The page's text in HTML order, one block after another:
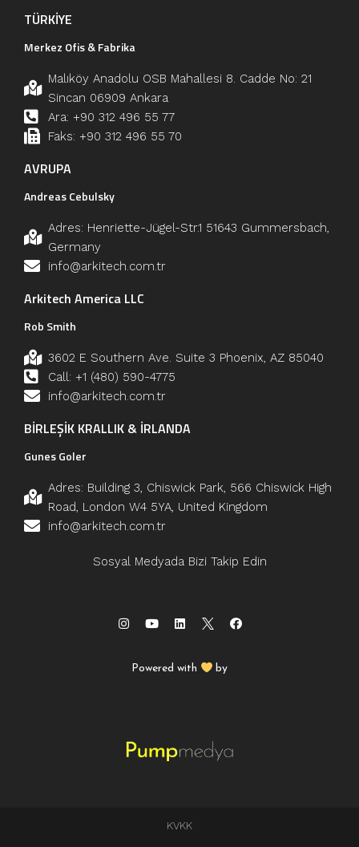
TÜRKİYE
Merkez Ofis & Fabrika
Malıköy Anadolu OSB Mahallesi 8. Cadde No: 21
Sincan 06909 Ankara
Ara: +90 312 496 55 77
Faks: +90 312 496 55 70
AVRUPA
Andreas Cebulsky
Adres: Henriette-Jügel-Str.1 51643 Gummersbach,
Germany
info@arkitech.com.tr
Arkitech America LLC
Rob Smith
3602 E Southern Ave. Suite 3 Phoenix, AZ 85040
Call: +1 (480) 590-4775
info@arkitech.com.tr
BİRLEŞİK KRALLIK & İRLANDA
Gunes Goler
Adres: Building 3, Chiswick Park, 566 Chiswick High
Road, London W4 5YA, United Kingdom
info@arkitech.com.tr
Sosyal Medyada Bizi Takip Edin
Powered with by
KVKK